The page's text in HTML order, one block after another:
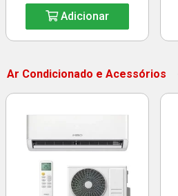
Adicionar
Ar Condicionado e Acessórios